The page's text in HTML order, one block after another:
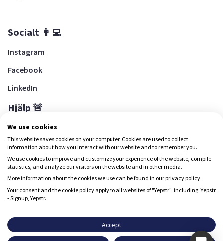
Socialt 👩‍💻
Instagram
Facebook
LinkedIn
Hjälp 🚨
Hjälpcenter
Ladda ned Yepstr
Ladda ned Yepstr
Yepstr AB • Org. 556997-9817 • Skeppsbron 28, 111 30
upplevelse.
We use cookies
This website saves cookies on your computer. Cookies are used to collect
information about how you interact with our website and to remember you.
We use cookies to improve and customize your experience of the website, compile
statistics, and analyze our visitors on the website and in other media.
More information about the cookies we use can be found in our privacy policy.
Your consent and the cookie policy apply to all websites of "Yepstr", including: Yepstr
- Signup, Yepstr.
Accept